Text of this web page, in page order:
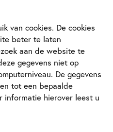
van cookies. De cookies
beter te laten
aan de website te
gegevens niet op
De gegevens
tot een bepaalde
informatie hierover leest u